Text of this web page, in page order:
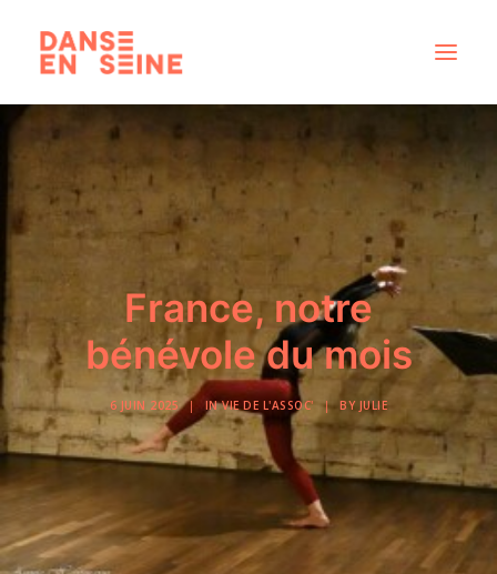
DISPOSITIFS ARTISTIQUES
À PROPOS
RECHERCHE
France, notre
bénévole du mois
6 JUIN 2025 | INVIE DE L'ASSOC' | BY JULIE